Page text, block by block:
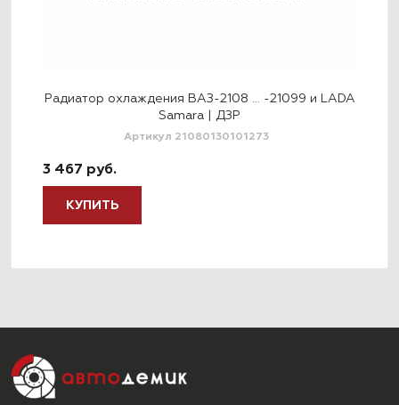
Радиатор охлаждения ВАЗ-2108 … -21099 и LADA
Samara | ДЗР
Артикул 21080130101273
3 467 руб.
КУПИТЬ